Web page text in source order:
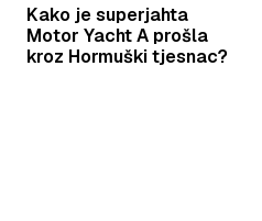
Kako je superjahta
Motor Yacht A prošla
kroz Hormuški tjesnac?